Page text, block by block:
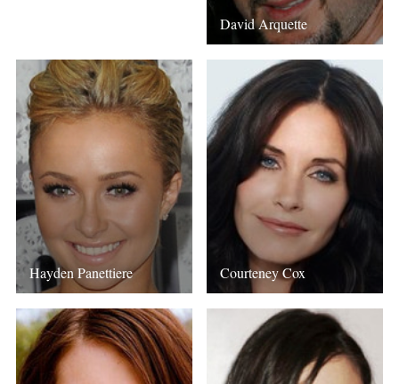
David Arquette
Hayden Panettiere Courteney Cox